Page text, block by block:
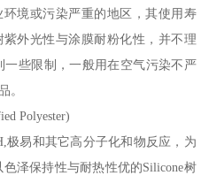
境或污染严重的地区，其使用寿
外光性与涂膜耐粉化性，并不理
些限制，一般用在空气污染不严
。
Polyester)
极易和其它高分子化和物反应，为
泽保持性与耐热性优的Silicone树